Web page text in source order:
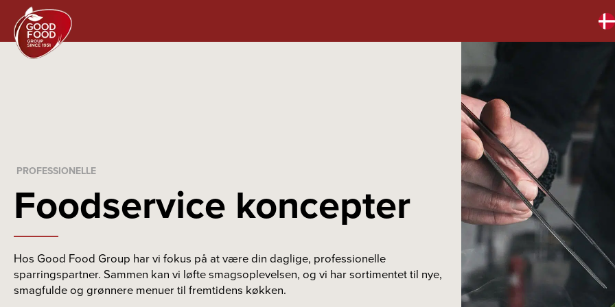
PROFESSIONELLE
Foodservice koncepter
Hos Good Food Group har vi fokus på at være din daglige, professionelle
sparringspartner. Sammen kan vi løfte smagsoplevelsen, og vi har sortimentet til nye,
smagfulde og grønnere menuer til fremtidens køkken.